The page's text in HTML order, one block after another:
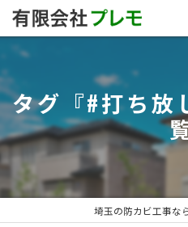
タグ『#打ち放
埼玉の防カビ工事な